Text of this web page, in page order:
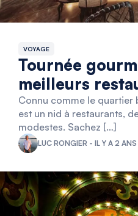
VOYAGE
Tournée
meilleurs
Connu comme le quartier
est un nid à restaurants,
modestes. Sachez […]
LUC RONGIER - IL Y A 2 ANS